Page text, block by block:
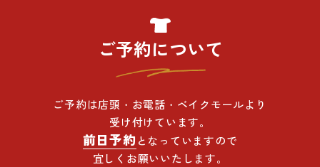
ご予約について
ご予約は店頭・お電話・ベイクモールより
受け付けています。
前日予約 となっていますので
宜しくお願いいたします。